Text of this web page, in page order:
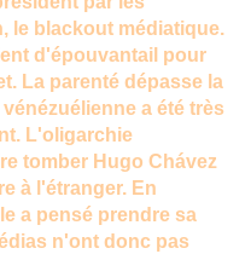
le blackout médiatique.
d'épouvantail pour
La parenté dépasse la
a été très
L'oligarchie
tomber Hugo Chávez
à l'étranger. En
a pensé prendre sa
n'ont donc pas